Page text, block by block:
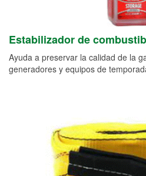
Estabilizador de
Ayuda a preservar la calidad de la
generadores y equipos de